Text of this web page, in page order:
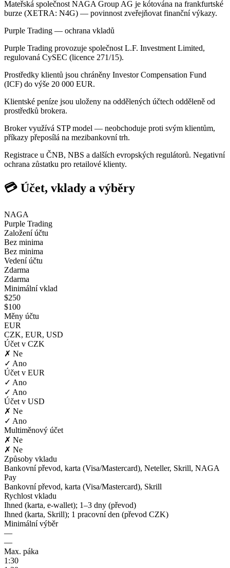
Mateřská společnost NAGA Group AG je kótována na frankfurtské
burze (XETRA: N4G) — povinnost zveřejňovat finanční výkazy.
Purple Trading — ochrana vkladů
Purple Trading provozuje společnost L.F. Investment Limited,
regulovaná CySEC (licence 271/15).
Prostředky klientů jsou chráněny Investor Compensation Fund
(ICF) do výše 20 000 EUR.
Klientské peníze jsou uloženy na oddělených účtech odděleně od
prostředků brokera.
Broker využívá STP model — neobchoduje proti svým klientům,
příkazy přeposílá na mezibankovní trh.
Registrace u ČNB, NBS a dalších evropských regulátorů. Negativní
ochrana zůstatku pro retailové klienty.
💳 Účet, vklady a výběry
NAGA
Purple Trading
Založení účtu
Bez minima
Bez minima
Vedení účtu
Zdarma
Zdarma
Minimální vklad
$250
$100
Měny účtu
EUR
CZK, EUR, USD
Účet v CZK
✗ Ne
✓ Ano
Účet v EUR
✓ Ano
✓ Ano
Účet v USD
✗ Ne
✓ Ano
Multiměnový účet
✗ Ne
✗ Ne
Způsoby vkladu
Bankovní převod, karta (Visa/Mastercard), Neteller, Skrill, NAGA
Pay
Bankovní převod, karta (Visa/Mastercard), Skrill
Rychlost vkladu
Ihned (karta, e-wallet); 1–3 dny (převod)
Ihned (karta, Skrill); 1 pracovní den (převod CZK)
Minimální výběr
—
—
Max. páka
1:30